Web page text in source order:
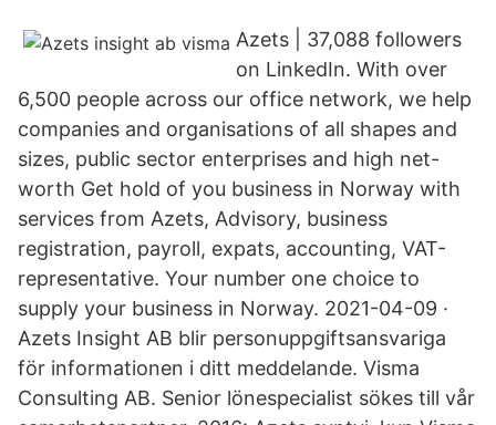
Azets | 37,088 followers
on LinkedIn. With over
6,500 people across our office network, we help
companies and organisations of all shapes and
sizes, public sector enterprises and high net-
worth Get hold of you business in Norway with
services from Azets, Advisory, business
registration, payroll, expats, accounting, VAT-
representative. Your number one choice to
supply your business in Norway. 2021-04-09 ·
Azets Insight AB blir personuppgiftsansvariga
för informationen i ditt meddelande. Visma
Consulting AB. Senior lönespecialist sökes till vår